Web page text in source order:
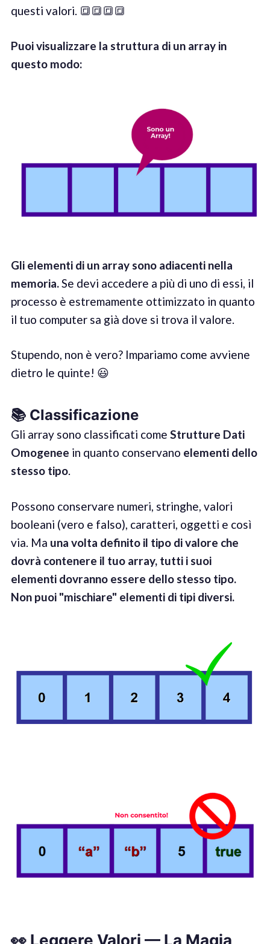
questi valori. 🔳🔳🔳🔳
Puoi visualizzare la struttura di un array in
questo modo:
Gli elementi di un array sono adiacenti nella
memoria. Se devi accedere a più di uno di essi, il
processo è estremamente ottimizzato in quanto
il tuo computer sa già dove si trova il valore.
Stupendo, non è vero? Impariamo come avviene
dietro le quinte! 😃
📚 Classificazione
Gli array sono classificati come Strutture Dati
Omogenee in quanto conservano elementi dello
stesso tipo.
Possono conservare numeri, stringhe, valori
booleani (vero e falso), caratteri, oggetti e così
via. Ma una volta definito il tipo di valore che
dovrà contenere il tuo array, tutti i suoi
elementi dovranno essere dello stesso tipo.
Non puoi "mischiare" elementi di tipi diversi.